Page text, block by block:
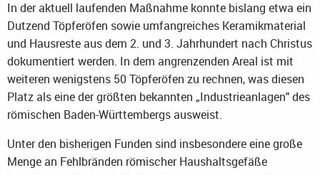
In der aktuell laufenden Maßnahme konnte bislang etwa ein
Dutzend Töpferöfen sowie umfangreiches Keramikmaterial
und Hausreste aus dem 2. und 3. Jahrhundert nach Christus
dokumentiert werden. In dem angrenzenden Areal ist mit
weiteren wenigstens 50 Töpferöfen zu rechnen, was diesen
Platz als eine der größten bekannten „Industrieanlagen" des
römischen Baden-Württembergs ausweist.
Unter den bisherigen Funden sind insbesondere eine große
Menge an Fehlbränden römischer Haushaltsgefäße